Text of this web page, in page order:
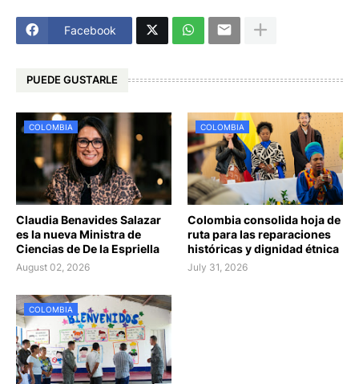
Facebook
PUEDE GUSTARLE
COLOMBIA
Claudia Benavides Salazar
es la nueva Ministra de
Ciencias de De la Espriella
August 02, 2026
COLOMBIA
Colombia consolida hoja de
ruta para las reparaciones
históricas y dignidad étnica
July 31, 2026
COLOMBIA